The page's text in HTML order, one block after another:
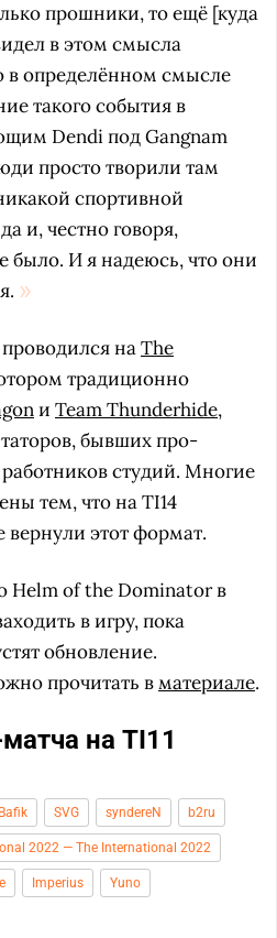
прошники, то ещё [куда
в этом смысла
в определённом смысле
такого события в
Dendi под Gangnam
просто творили там
спортивной
и, честно говоря,
было. И я надеюсь, что они
наThe
традиционно
и Team Thunderhide,
бывших про-
студий. Многие
тем, что на TI14
вернули этот формат.
Helm of the Dominator в
в игру, пока
обновление.
прочитать вматериале.
на TI11
Bafik SVG syndereN b2ru
2022 — The International 2022
Imperius Yuno